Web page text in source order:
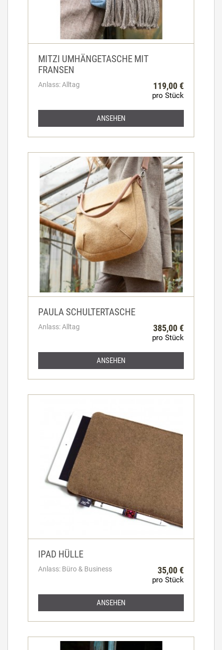
MITZI UMHÄNGETASCHE MIT
FRANSEN
Anlass: Alltag 119,00 €
pro Stück
ANSEHEN
PAULA SCHULTERTASCHE
Anlass: Alltag 385,00 €
pro Stück
ANSEHEN
IPAD HÜLLE
Anlass: Büro & Business 35,00 €
pro Stück
ANSEHEN